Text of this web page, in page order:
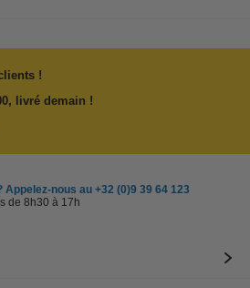
!
livré demain !
Appelez-nous au +32 (0)9 39 64 123
de 8h30 à 17h